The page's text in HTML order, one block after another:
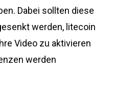
Dabei sollten diese
werden, litecoin
Video zu aktivieren
werden